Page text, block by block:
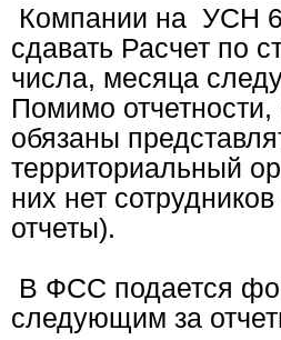
Компании на УСН
сдавать Расчет по
числа, месяца
Помимо
обязаны
территориальный
них нет
отчеты).
В ФСС подается
следующим за